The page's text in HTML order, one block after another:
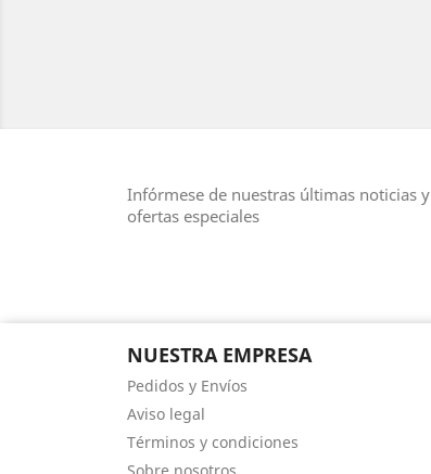
Infórmese de nuestras últimas noticias y
ofertas especiales
NUESTRA EMPRESA
Pedidos y Envíos
Aviso legal
Términos y condiciones